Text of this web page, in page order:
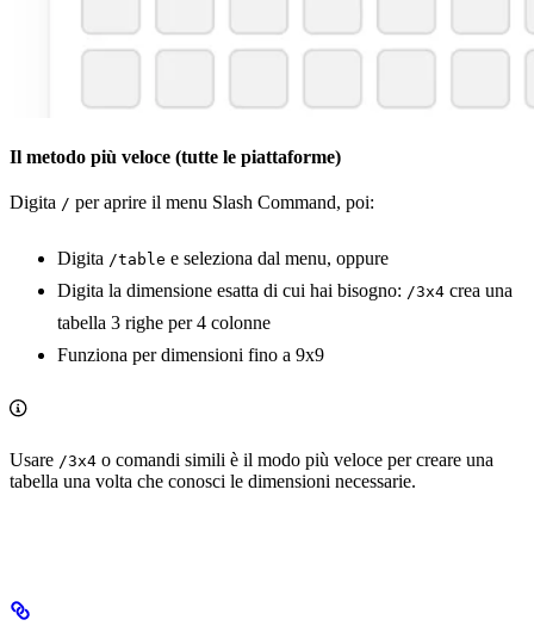
Il metodo più veloce (tutte le piattaforme)
Digita / per aprire il menu Slash Command, poi:
Digita /table e seleziona dal menu, oppure
Digita la dimensione esatta di cui hai bisogno: /3x4 crea una
tabella 3 righe per 4 colonne
Funziona per dimensioni fino a 9x9
Usare /3x4 o comandi simili è il modo più veloce per creare una
tabella una volta che conosci le dimensioni necessarie.